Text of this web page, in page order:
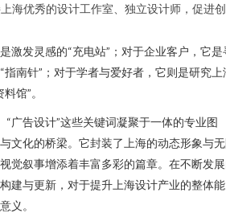
海优秀的设计工作室、独立设计师，促进
激发灵感的“充电站”；对于企业客户，它是
南针”；对于学者与爱好者，它则是研究上
馆”。
“广告设计”这些关键词凝聚于一体的专业图
文化的桥梁。它封装了上海的动态形象与
觉叙事增添着丰富多彩的篇章。在不断发
建与更新，对于提升上海设计产业的整体
义。